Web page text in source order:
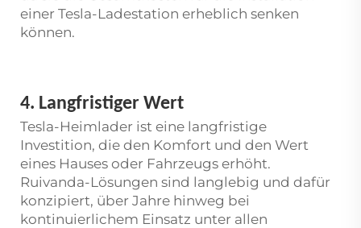
einer Tesla-Ladestation erheblich senken
können.
4. Langfristiger Wert
Tesla-Heimlader ist eine langfristige
Investition, die den Komfort und den Wert
eines Hauses oder Fahrzeugs erhöht.
Ruivanda-Lösungen sind langlebig und dafür
konzipiert, über Jahre hinweg bei
kontinuierlichem Einsatz unter allen